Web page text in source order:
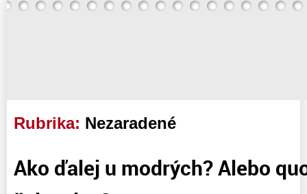
Najkomentovanejšie články
Rubrika: Nezaradené
Ako ďalej u modrých? Alebo